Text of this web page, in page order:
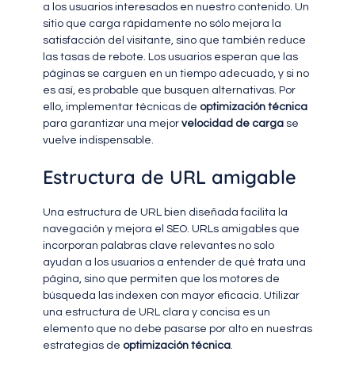
a los usuarios interesados en nuestro contenido. Un
sitio que carga rápidamente no sólo mejora la
satisfacción del visitante, sino que también reduce
las tasas de rebote. Los usuarios esperan que las
páginas se carguen en un tiempo adecuado, y si no
es así, es probable que busquen alternativas. Por
ello, implementar técnicas de optimización técnica
para garantizar una mejor velocidad de cargase
vuelve indispensable.
Estructura de URL amigable
Una estructura de URL bien diseñada facilita la
navegación y mejora el SEO. URLs amigables que
incorporan palabras clave relevantes no solo
ayudan a los usuarios a entender de qué trata una
página, sino que permiten que los motores de
búsqueda las indexen con mayor eficacia. Utilizar
una estructura de URL clara y concisa es un
elemento que no debe pasarse por alto en nuestras
estrategias de optimización técnica.